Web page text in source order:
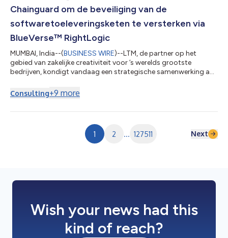
Chainguard om de beveiliging van de
softwaretoeleveringsketen te versterken via
BlueVerse™ RightLogic
MUMBAI, India--(BUSINESS WIRE)--LTM, de partner op het
gebied van zakelijke creativiteit voor ’s werelds grootste
bedrijven, kondigt vandaag een strategische samenwerking aan
Hiermee willen zij de beveiliging van de
softwaretoeleveringsketen versterken via BlueVerse™
samenwerking kunnen organisaties hun beveiliging verbeteren,
waarbij ze de snelheid...
Consulting+9 more
1 2 ... 127511 Next
Wish your news had this
kind of reach?